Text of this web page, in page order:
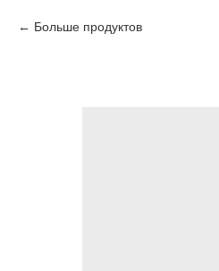
Больше продуктов